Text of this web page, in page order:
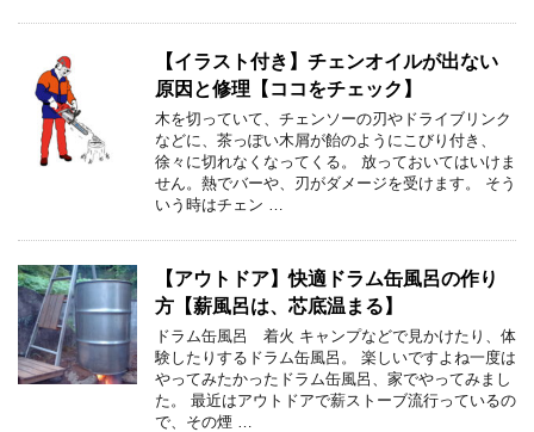
【イラスト付き】チェンオイルが出ない
原因と修理【ココをチェック】
木を切っていて、チェンソーの刃やドライブリンク
などに、茶っぽい木屑が飴のようにこびり付き、
徐々に切れなくなってくる。 放っておいてはいけま
せん。熱でバーや、刃がダメージを受けます。 そう
いう時はチェン …
【アウトドア】快適ドラム缶風呂の作り
方【薪風呂は、芯底温まる】
ドラム缶風呂 着火 キャンプなどで見かけたり、体
験したりするドラム缶風呂。 楽しいですよね一度は
やってみたかったドラム缶風呂、家でやってみまし
た。 最近はアウトドアで薪ストーブ流行っているの
で、その煙 …